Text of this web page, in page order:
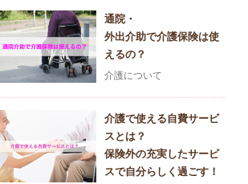
通院・
外出介助で介護保険は使
えるの？
介護について
介護で使える自費サービ
スとは？
保険外の充実したサービ
スで自分らしく過ごす！